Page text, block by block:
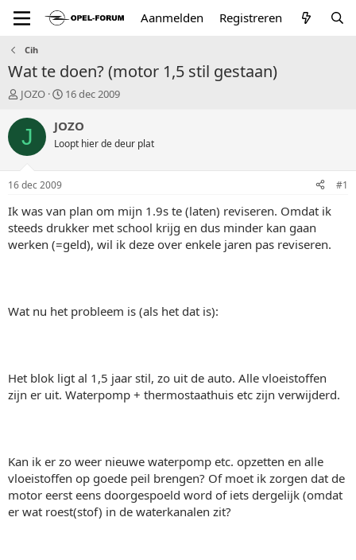
Aanmelden Registreren
Cih
Wat te doen? (motor 1,5 stil gestaan)
T
p
a
r
e
r
JOZO
S
a
t
u
m
16 dec 2009
J JOZO
Loopt hier de deur plat
16 dec 2009 #1
Ik was van plan om mijn 1.9s te (laten) reviseren. Omdat ik
steeds drukker met school krijg en dus minder kan gaan
werken (=geld), wil ik deze over enkele jaren pas reviseren.
Wat nu het probleem is (als het dat is):
Het blok ligt al 1,5 jaar stil, zo uit de auto. Alle vloeistoffen
zijn er uit. Waterpomp + thermostaathuis etc zijn verwijderd.
Kan ik er zo weer nieuwe waterpomp etc. opzetten en alle
vloeistoffen op goede peil brengen? Of moet ik zorgen dat de
motor eerst eens doorgespoeld word of iets dergelijk (omdat
er wat roest(stof) in de waterkanalen zit?